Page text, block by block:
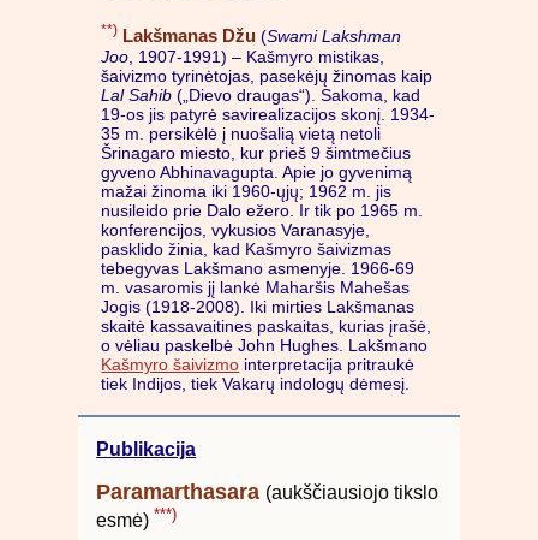
**) Lakšmanas Džu (Swami Lakshman
Joo , 1907-1991) – Kašmyro mistikas,
šaivizmo tyrinėtojas, pasekėjų žinomas kaip
Lal Sahib („Dievo draugas“). Sakoma, kad
19-os jis patyrė savirealizacijos skonį. 1934-
35 m. persikėlė į nuošalią vietą netoli
Šrinagaro miesto, kur prieš 9 šimtmečius
gyveno Abhinavagupta. Apie jo gyvenimą
mažai žinoma iki 1960-ųjų; 1962 m. jis
nusileido prie Dalo ežero. Ir tik po 1965 m.
konferencijos, vykusios Varanasyje,
pasklido žinia, kad Kašmyro šaivizmas
tebegyvas Lakšmano asmenyje. 1966-69
m. vasaromis jį lankė Maharšis Mahešas
Jogis (1918-2008). Iki mirties Lakšmanas
skaitė kassavaitines paskaitas, kurias įrašė,
o vėliau paskelbė John Hughes. Lakšmano
Kašmyro šaivizmo interpretacija pritraukė
tiek Indijos, tiek Vakarų indologų dėmesį.
Publikacija
Paramarthasara (aukščiausiojo tikslo
esmė) ***)